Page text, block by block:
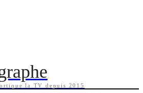
la TV depuis 2015